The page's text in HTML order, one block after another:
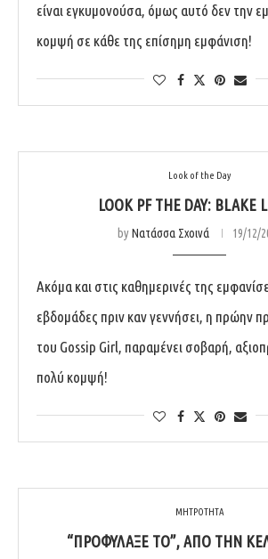
είναι εγκυμονούσα, όμως αυτό δεν την
κομψή σε κάθε της επίσημη εμφάνιση!
Look of the Day
LOOK PF THE DAY: BLAKE
byΝατάσσα Σχοινά 19/12/
Ακόμα και στις καθημερινές της
εβδομάδες πριν καν γεννήσει, η πρώην
του Gossip Girl, παραμένει σοβαρή,
πολύ κομψή!
ΜΗΤΡΟΤΗΤΑ
“ΠΡΟΦΥΛΆΞΈ ΤΟ”, ΑΠΌ ΤΗΝ